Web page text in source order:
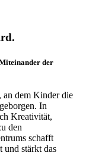
der
an dem Kinder die
In
Kreativität,
den
schafft
und stärkt das